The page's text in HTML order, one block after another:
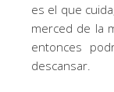
es el que
merced de la
entonces
descansar.